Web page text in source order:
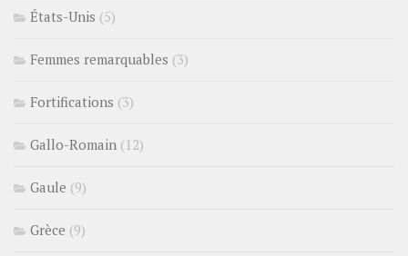
États-Unis (5)
Femmes remarquables (3)
Fortifications (3)
Gallo-Romain (12)
Gaule (9)
Grèce (9)